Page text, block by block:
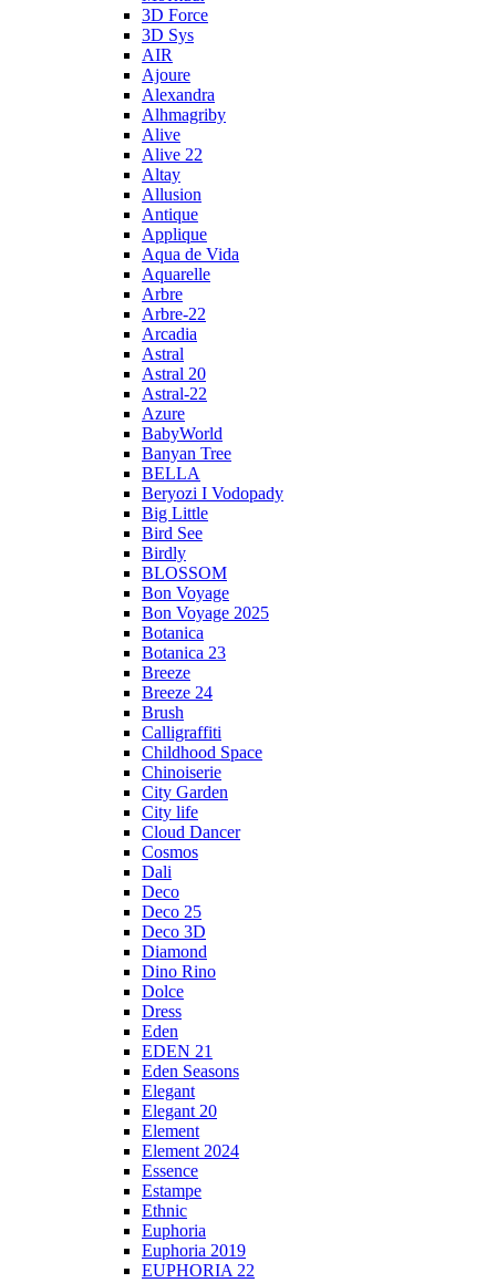
3D Force
3D Sys
AIR
Ajoure
Alexandra
Alhmagriby
Alive
Alive 22
Altay
Allusion
Antique
Applique
Aqua de Vida
Aquarelle
Arbre
Arbre-22
Arcadia
Astral
Astral 20
Astral-22
Azure
BabyWorld
Banyan Tree
BELLA
Beryozi I Vodopady
Big Little
Bird See
Birdly
BLOSSOM
Bon Voyage
Bon Voyage 2025
Botanica
Botanica 23
Breeze
Breeze 24
Brush
Calligraffiti
Childhood Space
Chinoiserie
City Garden
City life
Cloud Dancer
Cosmos
Dali
Deco
Deco 25
Deco 3D
Diamond
Dino Rino
Dolce
Dress
Eden
EDEN 21
Eden Seasons
Elegant
Elegant 20
Element
Element 2024
Essence
Estampe
Ethnic
Euphoria
Euphoria 2019
EUPHORIA 22